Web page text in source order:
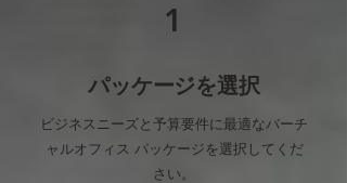
1
パッケージを選択
ビジネスニーズと予算要件に最適なバーチ
ャルオフィス パッケージを選択してくだ
さい。